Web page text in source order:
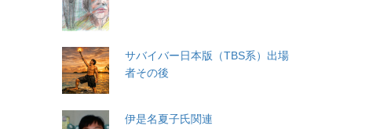
サバイバー日本版（TBS系）出場
者その後
伊是名夏子氏関連